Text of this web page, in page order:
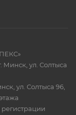
Минск, ул. Солтыса
ул. Солтыса 96,
регистрации